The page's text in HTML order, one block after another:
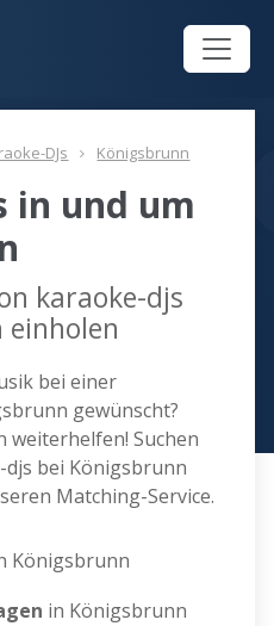
DJs Königsbrunn
in und um
karaoke-djs
einholen
bei einer
gewünscht?
weiterhelfen! Suchen
djs bei Königsbrunn
Matching-Service.
Königsbrunn
in Königsbrunn